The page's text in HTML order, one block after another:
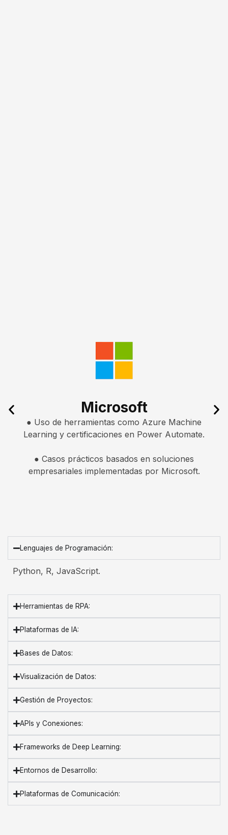
Microsoft
● Uso de herramientas como Azure Machine
Learning y certificaciones en Power Automate.
● Casos prácticos basados en soluciones
empresariales implementadas por Microsoft.
Lenguajes de Programación:
Python, R, JavaScript.
Herramientas de RPA:
Plataformas de IA:
Bases de Datos:
Visualización de Datos:
Gestión de Proyectos:
APIs y Conexiones:
Frameworks de Deep Learning:
Entornos de Desarrollo:
Plataformas de Comunicación: